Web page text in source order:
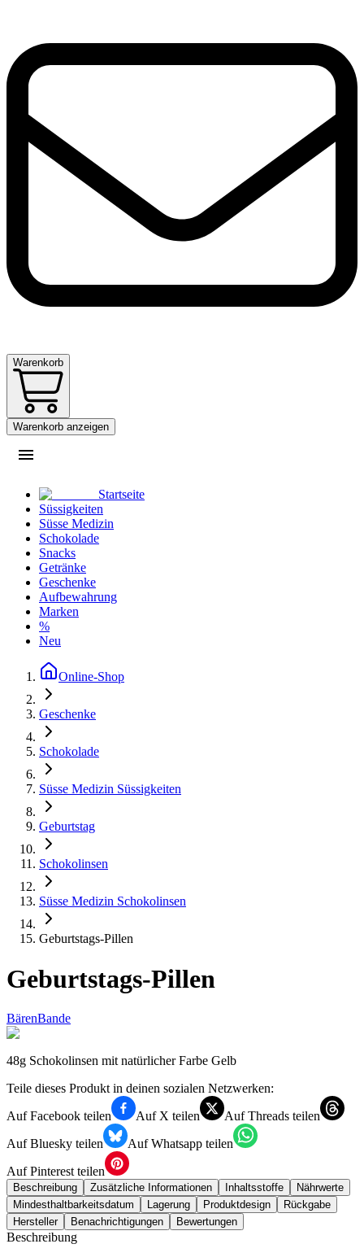
Warenkorb
Warenkorb anzeigen
Startseite
Süssigkeiten
Süsse Medizin
Schokolade
Snacks
Getränke
Geschenke
Aufbewahrung
Marken
%
Neu
Online-Shop
Geschenke
Schokolade
Süsse Medizin Süssigkeiten
Geburtstag
Schokolinsen
Süsse Medizin Schokolinsen
Geburtstags-Pillen
Geburtstags-Pillen
BärenBande
48g Schokolinsen mit natürlicher Farbe Gelb
Teile dieses Produkt in deinen sozialen Netzwerken:
Auf Facebook teilen
Auf X teilen
Auf Threads teilen
Auf Bluesky teilen
Auf Whatsapp teilen
Auf Pinterest teilen
Beschreibung Zusätzliche Informationen Inhaltsstoffe
Nährwerte
Mindesthaltbarkeitsdatum
Lagerung Produktdesign
Rückgabe
Hersteller
Benachrichtigungen Bewertungen
Beschreibung